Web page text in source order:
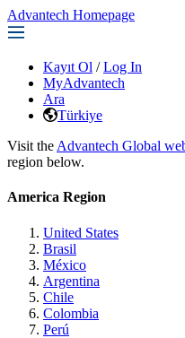
Advantech Homepage
Kayıt Ol / Log In
MyAdvantech
Ara
Türkiye
Visit the Advantech Global
region below.
America Region
United States
Brasil
México
Argentina
Chile
Colombia
Perú